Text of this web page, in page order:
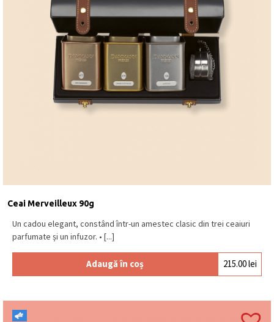
Ceai Merveilleux 90g
Un cadou elegant, constând într-un amestec clasic din trei ceaiuri
parfumate și un infuzor. • [...]
Adaugă în coș 215.00lei